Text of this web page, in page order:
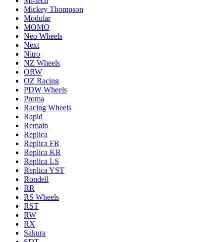
Mickey Thompson
Modular
MOMO
Neo Wheels
Next
Nitro
NZ Wheels
ORW
OZ Racing
PDW Wheels
Proma
Racing Wheels
Rapid
Remain
Replica
Replica FR
Replica KR
Replica LS
Replica YST
Rondell
RR
RS Wheels
RST
RW
RX
Sakura